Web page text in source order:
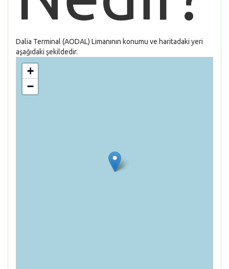
Dalia Terminal (AODAL) Limanının konumu ve haritadaki yeri
aşağıdaki şekildedir.
+
−